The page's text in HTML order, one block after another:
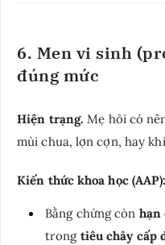
6. Men vi sinh
đúng mức
Hiện trạng. Mẹ hỏi có
mùi chua, lợn cợn, hay
Kiến thức khoa học (AAP):
Bằng chứng còn hạn
trong tiêu chảy cấp